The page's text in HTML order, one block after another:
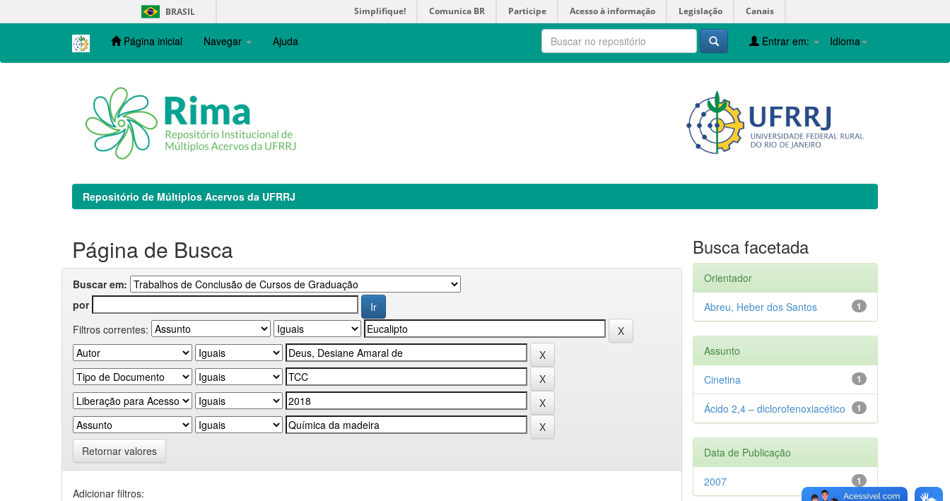
navigation
BRASIL Simplifique! Comunica BR Participe Acesso à informação Legislação Canais
Página inicial Navegar Ajuda Idioma
Entrar em:
Repositório de Múltiplos Acervos da UFRRJ
Página de Busca
Buscar em:
por
Filtros correntes:
Retornar valores
Adicionar filtros:
Busca facetada
Orientador
1
Abreu, Heber dos Santos
Assunto
1
Cinetina
1
Ácido 2,4 – diclorofenoxiacético
Data de Publicação
1
2007